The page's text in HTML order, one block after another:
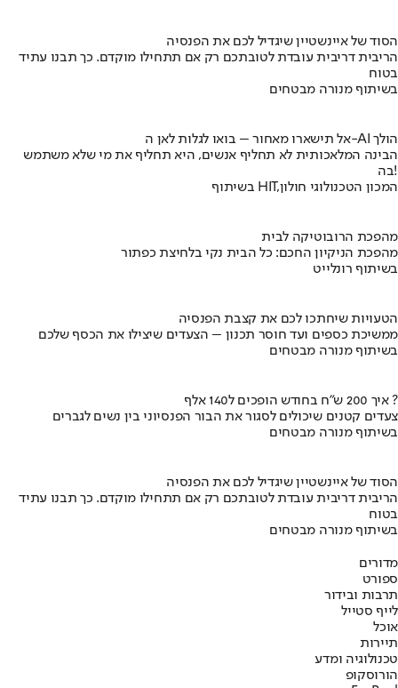
הסוד של איינשטיין שיגדיל לכם את הפנסיה
הריבית דריבית עובדת לטובתכם רק אם תתחילו מוקדם. כך תבנו עתיד
בטוח
בשיתוף מנורה מבטחים
אל תישארו מאחור – בואו לגלות לאן ה-AI הולך
הבינה המלאכותית לא תחליף אנשים, היא תחליף את מי שלא משתמש
בה!
בשיתוף HIT,המכון הטכנולוגי חולון
מהפכת הרובוטיקה לבית
מהפכת הניקיון החכם: כל הבית נקי בלחיצת כפתור
בשיתוף רונלייט
הטעויות שיחתכו לכם את קצבת הפנסיה
ממשיכת כספים ועד חוסר תכנון – הצעדים שיצילו את הכסף שלכם
בשיתוף מנורה מבטחים
איך 200 ש"ח בחודש הופכים ל140 אלף ?
צעדים קטנים שיכולים לסגור את הבור הפנסיוני בין נשים לגברים
בשיתוף מנורה מבטחים
הסוד של איינשטיין שיגדיל לכם את הפנסיה
הריבית דריבית עובדת לטובתכם רק אם תתחילו מוקדם. כך תבנו עתיד
בטוח
בשיתוף מנורה מבטחים
מדורים
ספורט
תרבות ובידור
לייף סטייל
אוכל
תיירות
טכנולוגיה ומדע
הורוסקופ